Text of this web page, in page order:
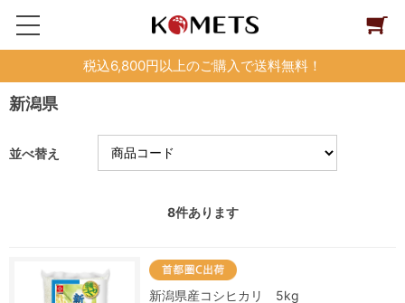
税込6,800円以上のご購入で送料無料！
新潟県
並べ替え
8件あります
新潟県産コシヒカリ 5kg